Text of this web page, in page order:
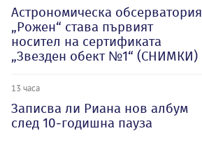
Астрономическа обсерватория
„Рожен“ става първият
носител на сертификата
„Звезден обект №1“ (СНИМКИ)
13 часа
Записва ли Риана нов албум
след 10-годишна пауза